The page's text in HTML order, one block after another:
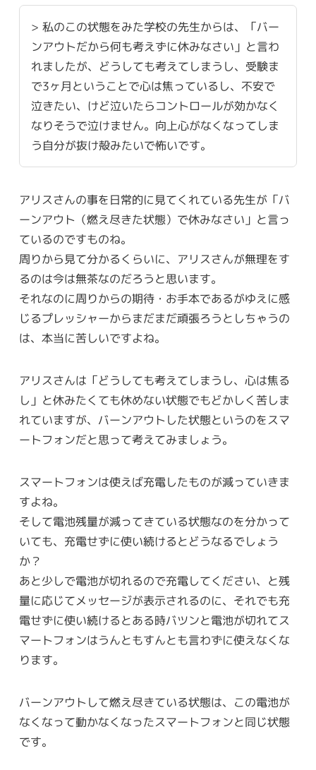
> 私のこの状態をみた学校の先生からは、「バー
ンアウトだから何も考えずに休みなさい」と言わ
れましたが、どうしても考えてしまうし、受験ま
で3ヶ月ということで心は焦っているし、不安で
泣きたい、けど泣いたらコントロールが効かなく
なりそうで泣けません。向上心がなくなってしま
う自分が抜け殻みたいで怖いです。
アリスさんの事を日常的に見てくれている先生が「バ
ーンアウト（燃え尽きた状態）で休みなさい」と言っ
ているのですものね。
周りから見て分かるくらいに、アリスさんが無理をす
るのは今は無茶なのだろうと思います。
それなのに周りからの期待・お手本であるがゆえに感
じるプレッシャーからまだまだ頑張ろうとしちゃうの
は、本当に苦しいですよね。
アリスさんは「どうしても考えてしまうし、心は焦る
し」と休みたくても休めない状態でもどかしく苦しま
れていますが、バーンアウトした状態というのをスマ
ートフォンだと思って考えてみましょう。
スマートフォンは使えば充電したものが減っていきま
すよね。
そして電池残量が減ってきている状態なのを分かって
いても、充電せずに使い続けるとどうなるでしょう
か？
あと少しで電池が切れるので充電してください、と残
量に応じてメッセージが表示されるのに、それでも充
電せずに使い続けるとある時バツンと電池が切れてス
マートフォンはうんともすんとも言わずに使えなくな
ります。
バーンアウトして燃え尽きている状態は、この電池が
なくなって動かなくなったスマートフォンと同じ状態
です。